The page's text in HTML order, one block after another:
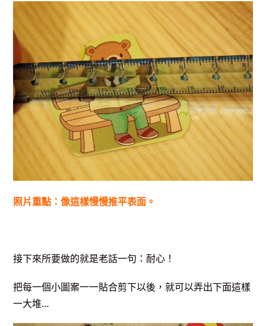
照片重點：像這樣慢慢推平表面。
接下來所要做的就是老話一句：耐心！
把每一個小圖案一一貼合剪下以後，就可以弄出下面這樣
一大堆…